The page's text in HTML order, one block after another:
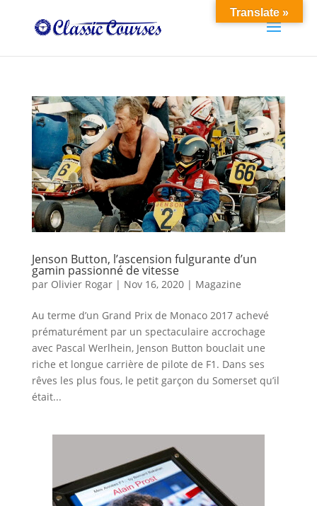
Jenson Button, l’ascension fulgurante d’un
gamin passionné de vitesse
par Olivier Rogar| Nov 16, 2020| Magazine
Au terme d’un Grand Prix de Monaco 2017 achevé
prématurément par un spectaculaire accrochage
avec Pascal Werlhein, Jenson Button bouclait une
riche et longue carrière de pilote de F1. Dans ses
rêves les plus fous, le petit garçon du Somerset qu’il
était...
Translate »